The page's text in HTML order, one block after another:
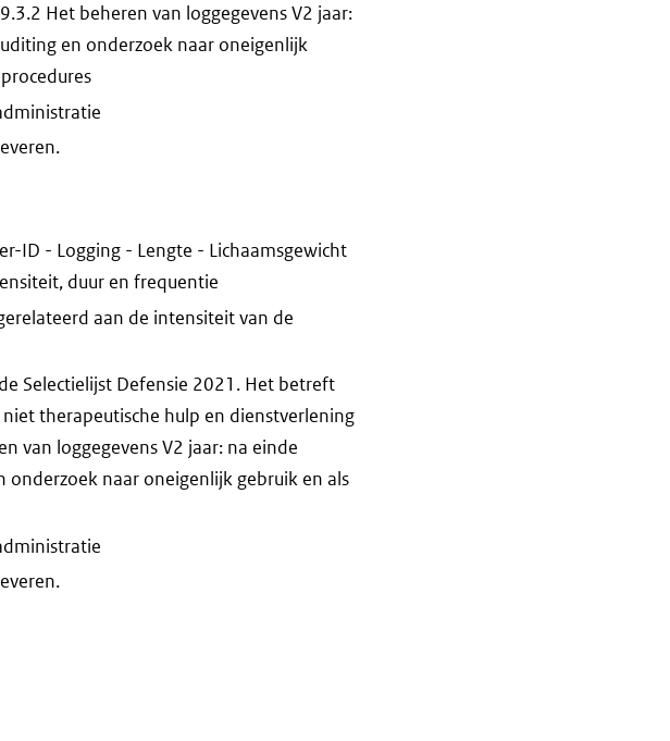
Het beheren van loggegevens V2 jaar:
en onderzoek naar oneigenlijk
ID - Logging - Lengte - Lichaamsgewicht
duur en frequentie
aan de intensiteit van de
Selectielijst Defensie 2021. Het betreft
therapeutische hulp en dienstverlening
van loggegevens V2 jaar: na einde
onderzoek naar oneigenlijk gebruik en als